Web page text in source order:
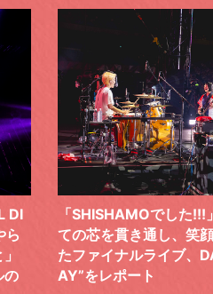
し
っ
D
TOMOO、３台の鍵盤
気感」を鮮やかに描い
レポート